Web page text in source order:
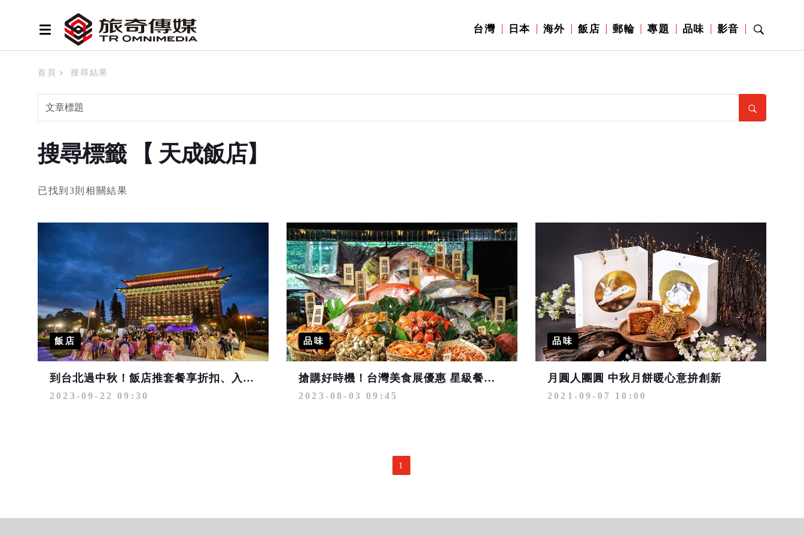
台灣 日本 海外 飯店 郵輪 專題 品味 影音
首頁 搜尋結果
搜尋標籤 【 天成飯店】
已找到3則相關結果
飯店
到台北過中秋！飯店推套餐享折扣、入住贈月餅禮盒
2023-09-22 09:30
品味
搶購好時機！台灣美食展優惠 星級餐券5.7折、超值住宿2.7折
2023-08-03 09:45
品味
月圓人團圓 中秋月餅暖心意拚創新
2021-09-07 10:00
1